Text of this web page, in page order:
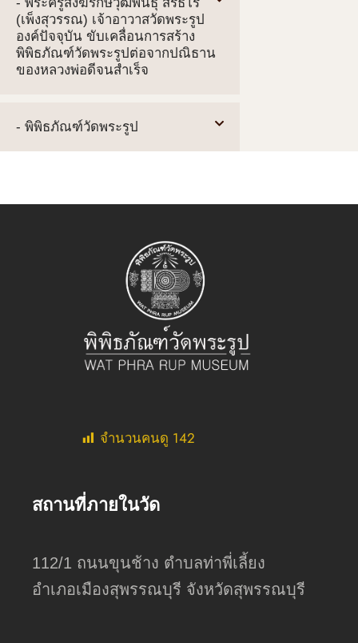
(เพ็งสุวรรณ) เจ้าอาวาสวัดพระรูป
องค์ปัจจุบัน ขับเคลื่อนการสร้าง
พิพิธภัณฑ์วัดพระรูปต่อจากปณิธาน
ของหลวงพ่อดีจนสำเร็จ
- พิพิธภัณฑ์วัดพระรูป
จำนวนคนดู 142
สถานที่ภายในวัด
112/1 ถนนขุนช้าง ตำบลท่าพี่เลี้ยง
อำเภอเมืองสุพรรณบุรี จังหวัดสุพรรณบุรี